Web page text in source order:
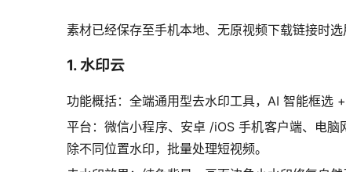
素材已经保存至手机本地、无原视频下载链接时
1. 水印云
功能概括：全端通用型去水印工具，AI 智能框选
平台：微信小程序、安卓 /iOS 手机客户端、电
除不同位置水印，批量处理短视频。